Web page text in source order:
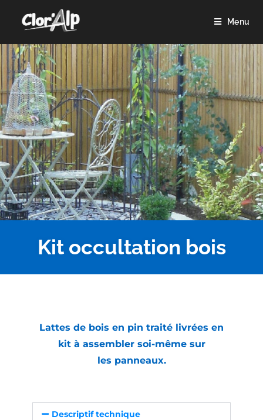
Menu
Kit occultation bois
Lattes de bois en pin traité livrées en
kit à assembler soi-même sur
les panneaux.
Descriptif technique